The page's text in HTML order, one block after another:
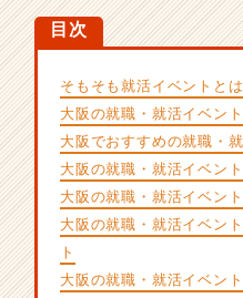
ら
カ
ウ
ト
が
届
く
就
サ
目次
そもそも就活イベントとは
大阪の就職・就活イベン
大阪でおすすめの就職・
大阪の就職・就活イベン
大阪の就職・就活イベン
大阪の就職・就活イベン
ト
大阪の就職・就活イベン